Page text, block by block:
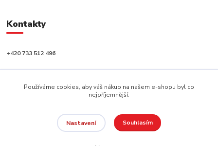
Kontakty
+420 733 512 496
info@capushop.cz
Používáme cookies, aby váš nákup na našem e-shopu byl co
nejpříjemnější.
Nastavení Souhlasím